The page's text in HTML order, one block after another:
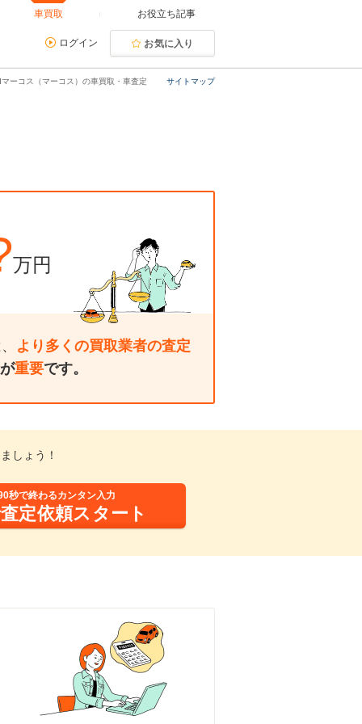
車買取 お役立ち記事
ログイン お気に入り
サイトマップ
マーコス（マーコス）の車買取・車査定
万円
より多くの買取業者の査定
重要です。
しょう！
秒で終わるカンタン入力
定依頼スタート